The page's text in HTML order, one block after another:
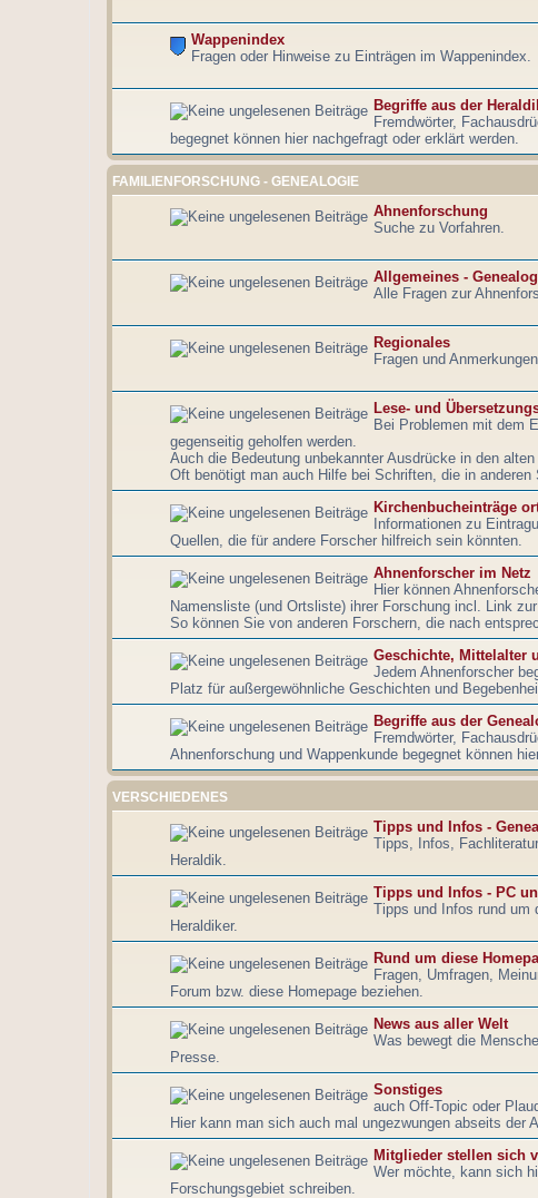
Wappenindex
Fragen oder Hinweise zu Einträgen im Wappenindex.
Begriffe aus der
Fremdwörter,
begegnet können hier nachgefragt oder erklärt werden.
FAMILIENFORSCHUNG - GENEALOGIE
Ahnenforschung
Suche zu Vorfahren.
Allgemeines -
Alle Fragen zur
Regionales
Fragen und
Lese- und
Bei Problemen mit dem
gegenseitig geholfen werden.
Auch die Bedeutung unbekannter Ausdrücke in den
Oft benötigt man auch Hilfe bei Schriften, die in anderen
Kirchenbucheinträge
Informationen zu
Quellen, die für andere Forscher hilfreich sein könnten.
Ahnenforscher im Netz
Hier können
Namensliste (und Ortsliste) ihrer Forschung incl. Link
So können Sie von anderen Forschern, die nach
Geschichte, Mittelalter
Jedem Ahnenforscher
Platz für außergewöhnliche Geschichten und
Begriffe aus der
Fremdwörter,
Ahnenforschung und Wappenkunde begegnet können
VERSCHIEDENES
Tipps und Infos -
Tipps, Infos,
Heraldik.
Tipps und Infos - PC
Tipps und Infos rund um
Heraldiker.
Rund um diese
Fragen, Umfragen,
Forum bzw. diese Homepage beziehen.
News aus aller Welt
Was bewegt die
Presse.
Sonstiges
auch Off-Topic oder
Hier kann man sich auch mal ungezwungen abseits der
Mitglieder stellen sich
Wer möchte, kann sich
Forschungsgebiet schreiben.